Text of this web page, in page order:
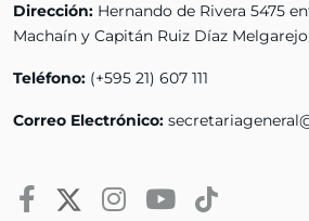
Dirección: Hernando de Rivera 5475
Machaín y Capitán Ruiz Díaz
Teléfono: (+595 21) 607 111
Correo Electrónico: